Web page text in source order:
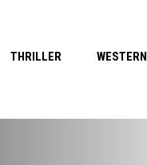
THRILLER WESTERN